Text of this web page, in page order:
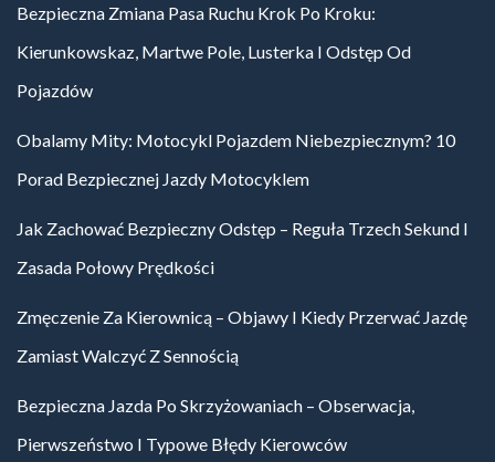
Bezpieczna Zmiana Pasa Ruchu Krok Po Kroku:
Kierunkowskaz, Martwe Pole, Lusterka I Odstęp Od
Pojazdów
Obalamy Mity: Motocykl Pojazdem Niebezpiecznym? 10
Porad Bezpiecznej Jazdy Motocyklem
Jak Zachować Bezpieczny Odstęp – Reguła Trzech Sekund I
Zasada Połowy Prędkości
Zmęczenie Za Kierownicą – Objawy I Kiedy Przerwać Jazdę
Zamiast Walczyć Z Sennością
Bezpieczna Jazda Po Skrzyżowaniach – Obserwacja,
Pierwszeństwo I Typowe Błędy Kierowców